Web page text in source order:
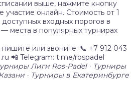
выше, нажмите кнопку
участие онлайн. Стоимость от 1
входных порогов в
места в популярных турнирах
или звоните: 📞 +7 912 043
📲 Telegram: t.me/rospadel
Лиги Ros-Padel · Турниры
· Турниры в Екатеринбурге